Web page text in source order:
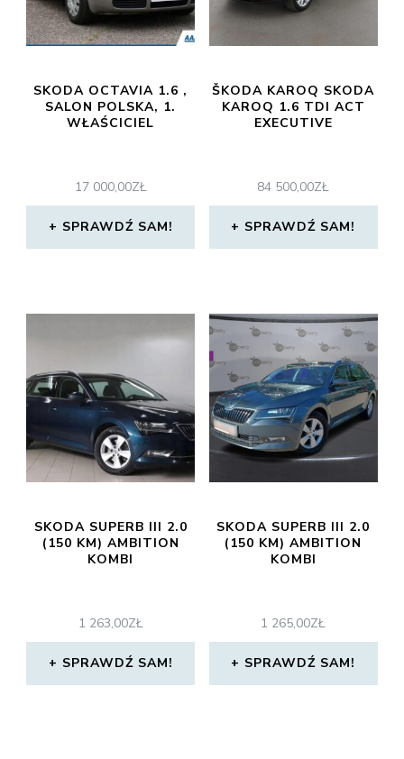
SKODA OCTAVIA 1.6 ,
SALON POLSKA, 1.
WŁAŚCICIEL
17 000,00ZŁ
SPRAWDŹ SAM!
ŠKODA KAROQ SKODA
KAROQ 1.6 TDI ACT
EXECUTIVE
84 500,00ZŁ
SPRAWDŹ SAM!
SKODA SUPERB III 2.0
(150 KM) AMBITION
KOMBI
1 263,00ZŁ
SPRAWDŹ SAM!
SKODA SUPERB III 2.0
(150 KM) AMBITION
KOMBI
1 265,00ZŁ
SPRAWDŹ SAM!